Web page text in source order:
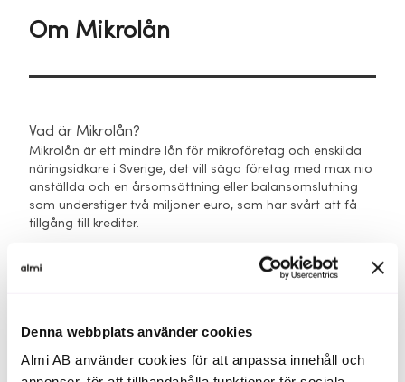
Denna webbplats använder cookies
Almi AB använder cookies för att anpassa innehåll och
Om Mikrolån
Vad är Mikrolån?
Mikrolån är ett mindre lån för mikroföretag och enskilda
näringsidkare i Sverige, det vill säga företag med max nio
anställda och en årsomsättning eller balansomslutning
som understiger två miljoner euro, som har svårt att få
tillgång till krediter.
Det används för framåtriktade satsningar i verksamheten
och har enklare säkerhetskrav, vilket gör det till ett bra
När är Mikrolån ett bra alternativ för min satsning?
Mikrolån är ett bra alternativ när du vill göra en mindre
satsning för att komma igång, testa något nytt eller ta